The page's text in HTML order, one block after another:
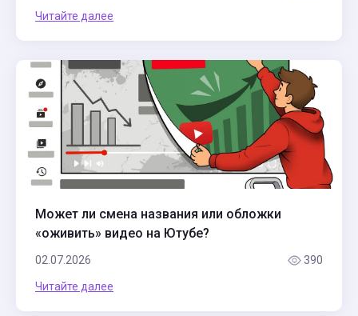
Читайте далее
Может ли смена названия или обложки
«оживить» видео на Ютубе?
02.07.2026 390
Читайте далее